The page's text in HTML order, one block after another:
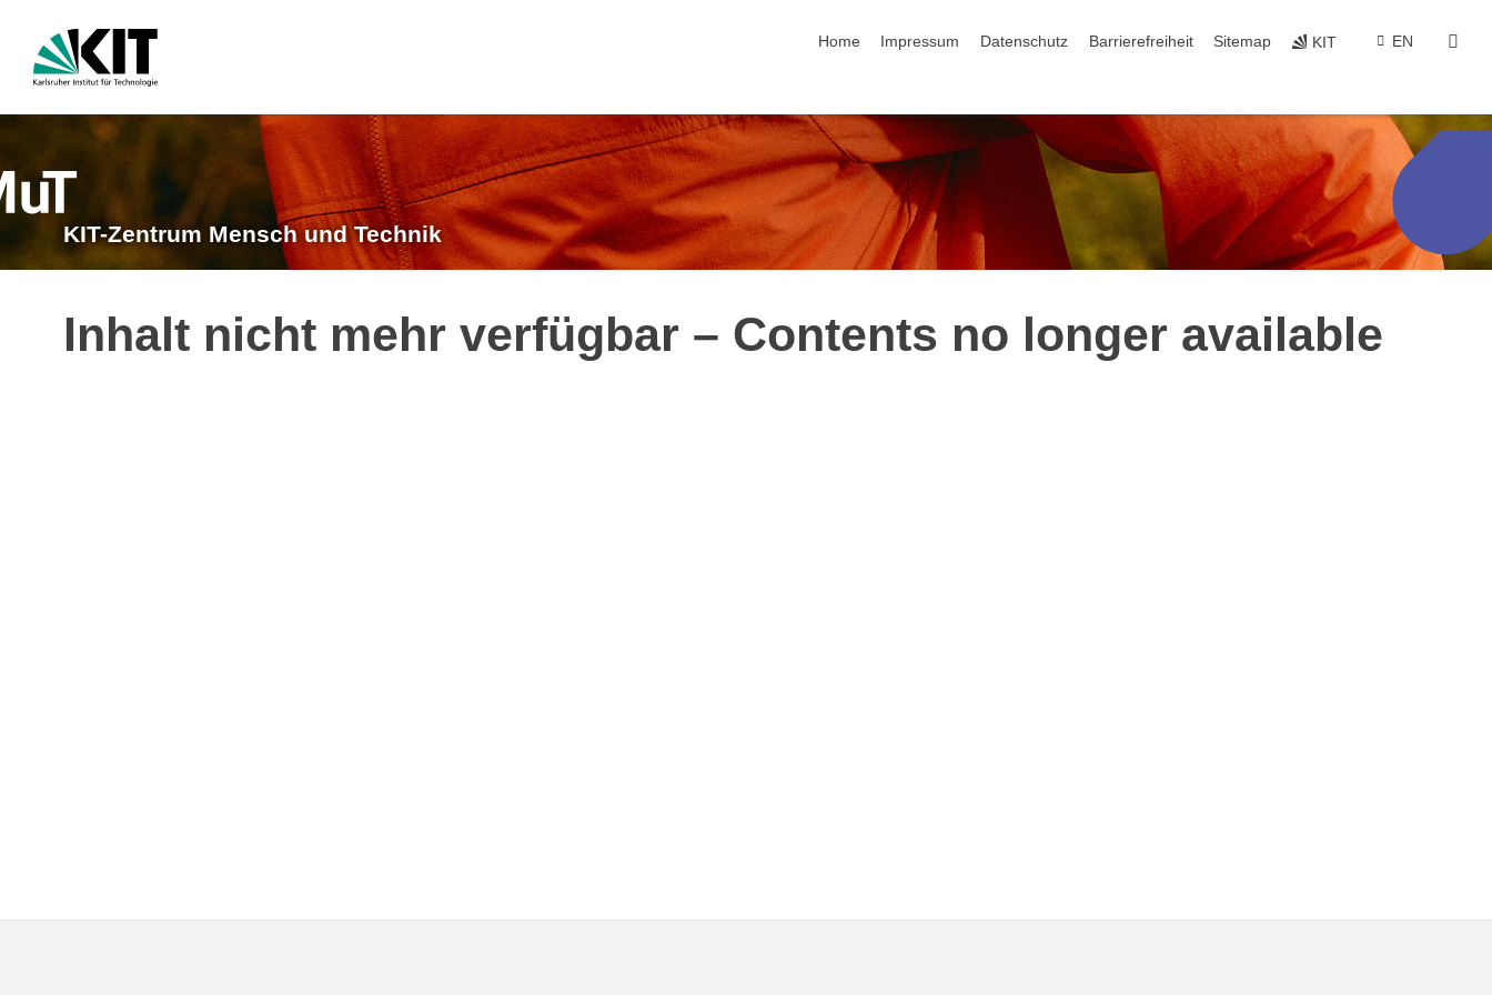
Home
Impressum Datenschutz Barrierefreiheit Sitemap KIT EN
KIT-Zentrum Mensch und Technik
Inhalt nicht mehr verfügbar – Contents no longer available